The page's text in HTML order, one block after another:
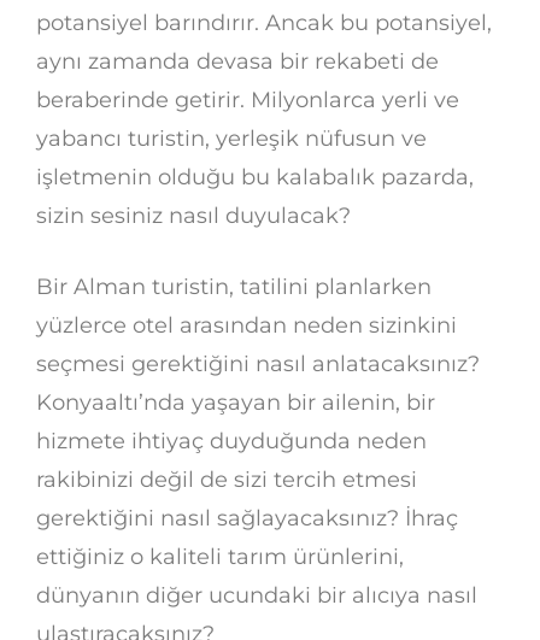
potansiyel barındırır. Ancak bu potansiyel,
aynı zamanda devasa bir rekabeti de
beraberinde getirir. Milyonlarca yerli ve
yabancı turistin, yerleşik nüfusun ve
işletmenin olduğu bu kalabalık pazarda,
sizin sesiniz nasıl duyulacak?
Bir Alman turistin, tatilini planlarken
yüzlerce otel arasından neden sizinkini
seçmesi gerektiğini nasıl anlatacaksınız?
Konyaaltı’nda yaşayan bir ailenin, bir
hizmete ihtiyaç duyduğunda neden
rakibinizi değil de sizi tercih etmesi
gerektiğini nasıl sağlayacaksınız? İhraç
ettiğiniz o kaliteli tarım ürünlerini,
dünyanın diğer ucundaki bir alıcıya nasıl
ulaştıracaksınız?